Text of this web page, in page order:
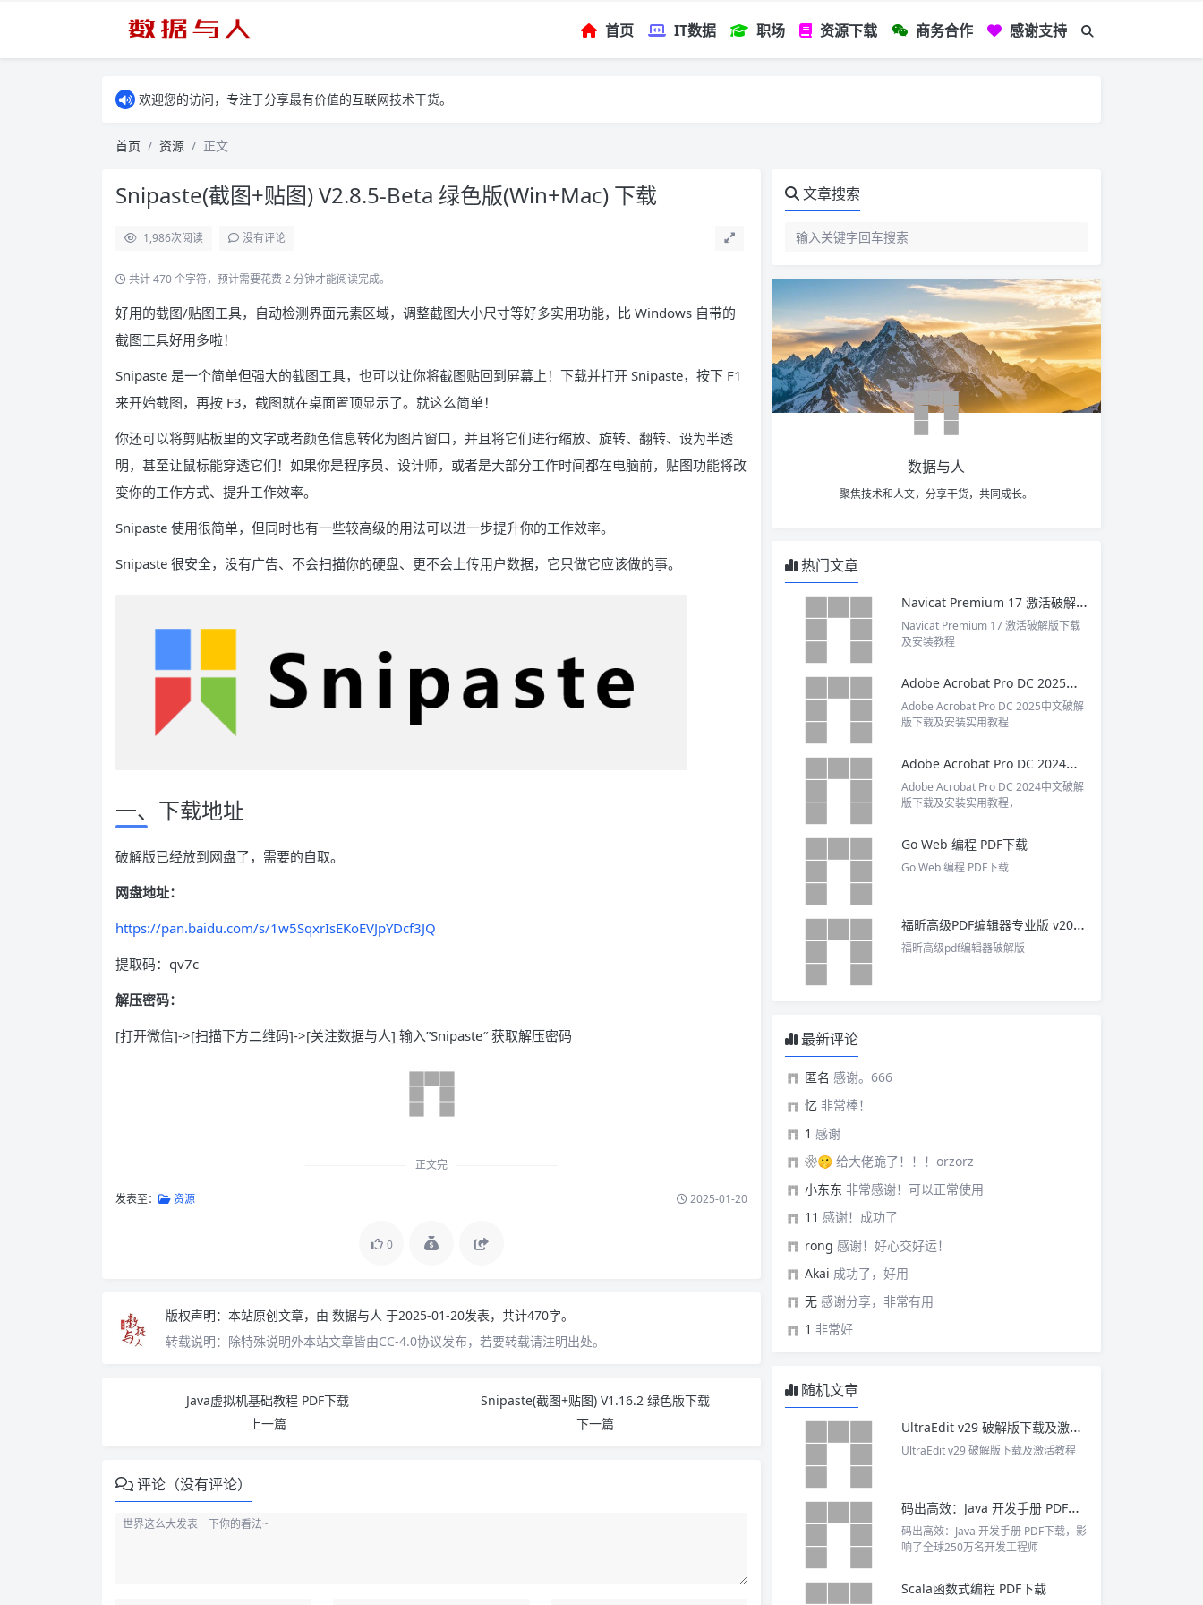
首页 IT数据 职场 资源下载 商务合作 感谢支持
欢迎您的访问，专注于分享最有价值的互联网技术干货。
首页 资源 正文
Snipaste(截图+贴图) V2.8.5-Beta 绿色版(Win+Mac) 下载
1,986次阅读 没有评论
共计 470 个字符，预计需要花费 2 分钟才能阅读完成。
好用的截图/贴图工具，自动检测界面元素区域，调整截图大小尺寸等好多实用功能，比 Windows 自带的
截图工具好用多啦！
Snipaste 是一个简单但强大的截图工具，也可以让你将截图贴回到屏幕上！下载并打开 Snipaste，按下 F1
来开始截图，再按 F3，截图就在桌面置顶显示了。就这么简单！
你还可以将剪贴板里的文字或者颜色信息转化为图片窗口，并且将它们进行缩放、旋转、翻转、设为半透
明，甚至让鼠标能穿透它们！如果你是程序员、设计师，或者是大部分工作时间都在电脑前，贴图功能将改
变你的工作方式、提升工作效率。
Snipaste 使用很简单，但同时也有一些较高级的用法可以进一步提升你的工作效率。
Snipaste 很安全，没有广告、不会扫描你的硬盘、更不会上传用户数据，它只做它应该做的事。
一、下载地址
破解版已经放到网盘了，需要的自取。
网盘地址：
https://pan.baidu.com/s/1w5SqxrIsEKoEVJpYDcf3JQ
提取码：qv7c
解压密码：
[打开微信]->[扫描下方二维码]->[关注数据与人] 输入”Snipaste″ 获取解压密码
正文完
发表至： 资源 2025-01-20
0
版权声明： 本站原创文章，由 数据与人 于2025-01-20发表，共计470字。
转载说明： 除特殊说明外本站文章皆由CC-4.0协议发布，若要转载请注明出处。
Java虚拟机基础教程 PDF下载
上一篇
Snipaste(截图+贴图) V1.16.2 绿色版下载
下一篇
评论（没有评论）
文章搜索
数据与人
聚焦技术和人文，分享干货，共同成长。
热门文章
Navicat Premium 17 激活破解版下载及安装教程
Navicat Premium 17 激活破解版下载
及安装教程
Adobe Acrobat Pro DC 2025中文破解版下载及安装实用教程
Adobe Acrobat Pro DC 2025中文破解
版下载及安装实用教程
Adobe Acrobat Pro DC 2024中文破解版下载及安装实用教程
Adobe Acrobat Pro DC 2024中文破解
版下载及安装实用教程，
Go Web 编程 PDF下载
Go Web 编程 PDF下载
福昕高级PDF编辑器专业版 v2025 中文激活版
福昕高级pdf编辑器破解版
最新评论
匿名 感谢。666
忆 非常棒！
1 感谢
❀🤫 给大佬跪了！！！orzorz
小东东 非常感谢！可以正常使用
11 感谢！成功了
rong 感谢！好心交好运！
Akai 成功了，好用
无 感谢分享，非常有用
1 非常好
随机文章
UltraEdit v29 破解版下载及激活教程
UltraEdit v29 破解版下载及激活教程
码出高效：Java 开发手册 PDF下载
码出高效：Java 开发手册 PDF下载，影
响了全球250万名开发工程师
Scala函数式编程 PDF下载